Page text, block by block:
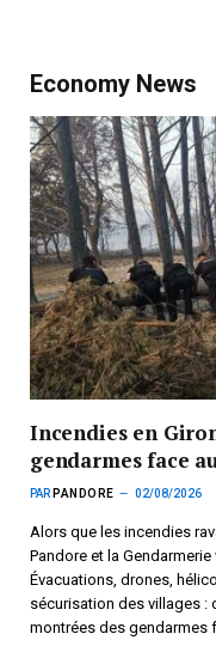
Economy News
Incendies en
gendarmes face
PAR PANDORE 02/08/2026
Alors que les incendies
Pandore et la
Évacuations, drones,
sécurisation des villages :
montrées des gendarmes